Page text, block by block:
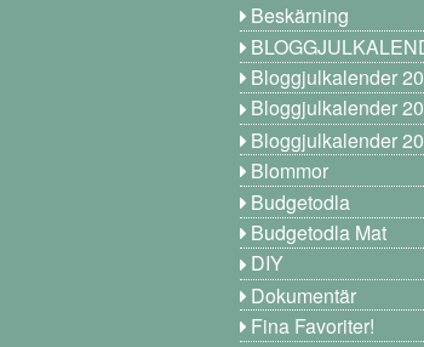
Beskärning
Bloggjulkalender
Bloggjulkalender
Bloggjulkalender
Blommor
Budgetodla
Budgetodla Mat
DIY
Dokumentär
Fina Favoriter!